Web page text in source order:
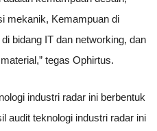
mekanik, Kemampuan di
bidang IT dan networking, dan
tegas Ophirtus.
industri radar ini berbentuk
audit teknologi industri radar ini